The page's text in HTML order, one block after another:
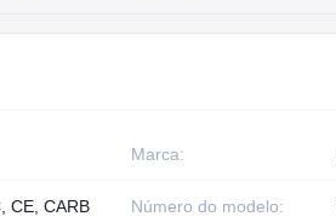
Marca:
CE, CARB Número do modelo: